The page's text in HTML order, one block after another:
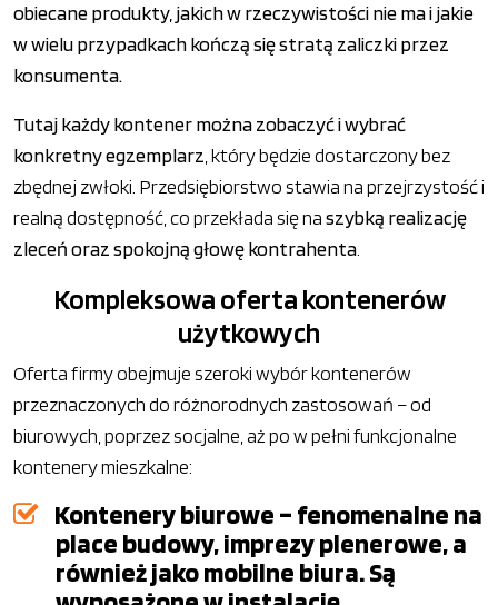
obiecane produkty, jakich w rzeczywistości nie ma i jakie
w wielu przypadkach kończą się stratą zaliczki przez
konsumenta.
Tutaj każdy kontener można zobaczyć i wybrać
konkretny egzemplarz, który będzie dostarczony bez
zbędnej zwłoki. Przedsiębiorstwo stawia na przejrzystość i
realną dostępność, co przekłada się naszybką realizację
zleceń oraz spokojną głowę kontrahenta.
Kompleksowa oferta kontenerów
użytkowych
Oferta firmy obejmuje szeroki wybór kontenerów
przeznaczonych do różnorodnych zastosowań – od
biurowych, poprzez socjalne, aż po w pełni funkcjonalne
kontenery mieszkalne:
Kontenery biurowe – fenomenalne na
place budowy, imprezy plenerowe, a
również jako mobilne biura. Są